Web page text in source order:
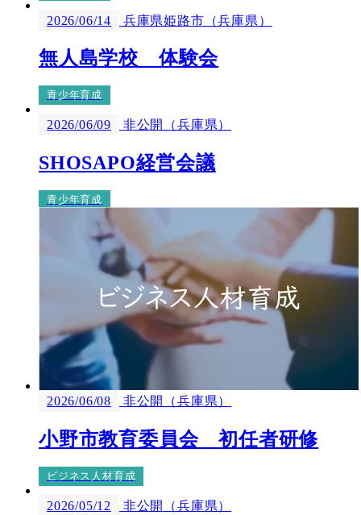
2026/06/14 兵庫県姫路市（兵庫県）
無人島学校 体験会
青少年育成
2026/06/09 非公開（兵庫県）
SHOSAPO経営会議
青少年育成
2026/06/08 非公開（兵庫県）
小野市教育委員会 初任者研修
ビジネス人材育成
2026/05/12 非公開（兵庫県）